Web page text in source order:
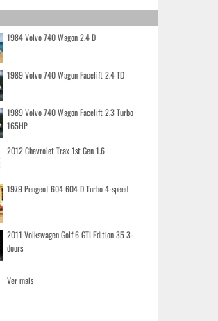
1984 Volvo 740 Wagon 2.4 D
1989 Volvo 740 Wagon Facelift 2.4 TD
1989 Volvo 740 Wagon Facelift 2.3 Turbo
165HP
2012 Chevrolet Trax 1st Gen 1.6
1979 Peugeot 604 604 D Turbo 4-speed
2011 Volkswagen Golf 6 GTI Edition 35 3-
doors
Ver mais